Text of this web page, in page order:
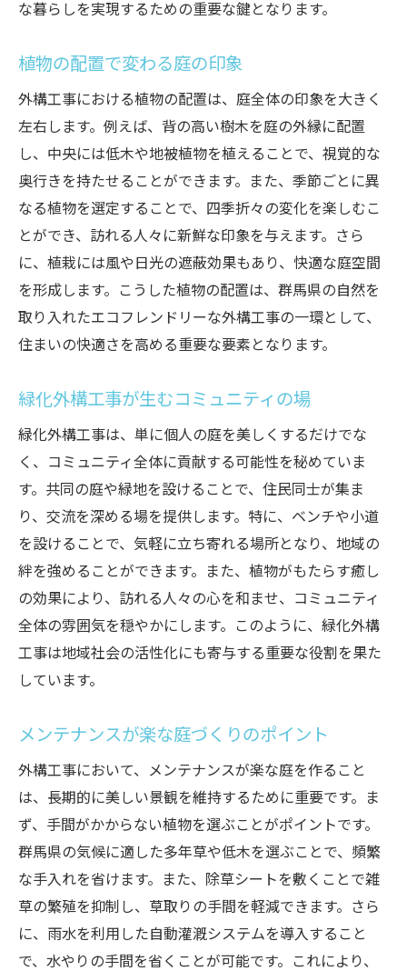
な暮らしを実現するための重要な鍵となります。
植物の配置で変わる庭の印象
外構工事における植物の配置は、庭全体の印象を大きく
左右します。例えば、背の高い樹木を庭の外縁に配置
し、中央には低木や地被植物を植えることで、視覚的な
奥行きを持たせることができます。また、季節ごとに異
なる植物を選定することで、四季折々の変化を楽しむこ
とができ、訪れる人々に新鮮な印象を与えます。さら
に、植栽には風や日光の遮蔽効果もあり、快適な庭空間
を形成します。こうした植物の配置は、群馬県の自然を
取り入れたエコフレンドリーな外構工事の一環として、
住まいの快適さを高める重要な要素となります。
緑化外構工事が生むコミュニティの場
緑化外構工事は、単に個人の庭を美しくするだけでな
く、コミュニティ全体に貢献する可能性を秘めていま
す。共同の庭や緑地を設けることで、住民同士が集ま
り、交流を深める場を提供します。特に、ベンチや小道
を設けることで、気軽に立ち寄れる場所となり、地域の
絆を強めることができます。また、植物がもたらす癒し
の効果により、訪れる人々の心を和ませ、コミュニティ
全体の雰囲気を穏やかにします。このように、緑化外構
工事は地域社会の活性化にも寄与する重要な役割を果た
しています。
メンテナンスが楽な庭づくりのポイント
外構工事において、メンテナンスが楽な庭を作ること
は、長期的に美しい景観を維持するために重要です。ま
ず、手間がかからない植物を選ぶことがポイントです。
群馬県の気候に適した多年草や低木を選ぶことで、頻繁
な手入れを省けます。また、除草シートを敷くことで雑
草の繁殖を抑制し、草取りの手間を軽減できます。さら
に、雨水を利用した自動灌漑システムを導入すること
で、水やりの手間を省くことが可能です。これにより、